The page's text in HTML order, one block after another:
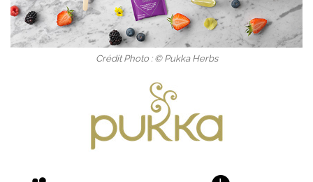
Crédit Photo : © Pukka Herbs